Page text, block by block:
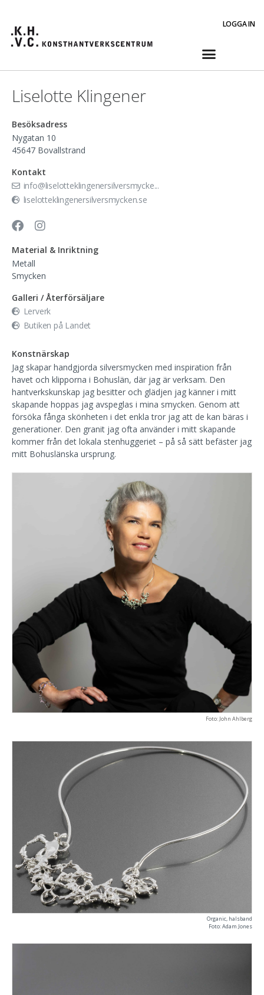
LOGGA IN
Liselotte Klingener
Besöksadress
Nygatan 10
45647 Bovallstrand
Kontakt
info@liselotteklingenersilversmycke...
liselotteklingenersilversmycken.se
Material & Inriktning
Metall
Smycken
Galleri / Återförsäljare
Lerverk
Butiken på Landet
Konstnärskap
Jag skapar handgjorda silversmycken med inspiration från
havet och klipporna i Bohuslän, där jag är verksam. Den
hantverkskunskap jag besitter och glädjen jag känner i mitt
skapande hoppas jag avspeglas i mina smycken. Genom att
försöka fånga skönheten i det enkla tror jag att de kan bäras i
generationer. Den granit jag ofta använder i mitt skapande
kommer från det lokala stenhuggeriet – på så sätt befäster jag
mitt Bohuslänska ursprung.
Foto: John Ahlberg
Organic, halsband
Foto: Adam Jones